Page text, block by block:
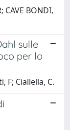
CAVE BONDI,
sulle
per lo
F; Ciallella, C.